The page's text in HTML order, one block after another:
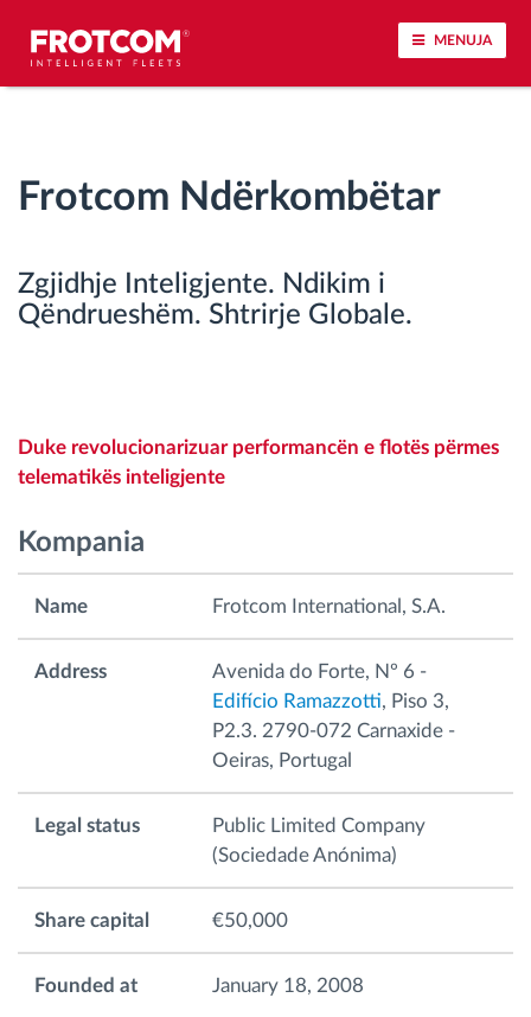
MENUJA
Monitorimi i kohës së ngasjes
Qasja e kontrollit
Menaxhimi i karburantit
Zbuloni të gjitha tiparet
Frotcom Ndërkombëtar
Zgjidhje Inteligjente. Ndikim i
Qëndrueshëm. Shtrirje Globale.
Duke revolucionarizuar performancën e flotës përmes
telematikës inteligjente
Kompania
Name Frotcom International, S.A.
Address
Avenida do Forte, Nº 6 -
Edifício Ramazzotti, Piso 3,
P2.3. 2790-072 Carnaxide -
Oeiras, Portugal
Legal status
Public Limited Company
(Sociedade Anónima)
Share capital €50,000
Founded at January 18, 2008